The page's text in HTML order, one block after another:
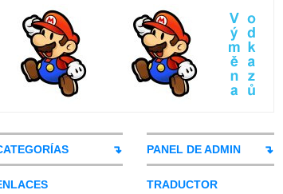
PANEL DE ADMIN
TRADUCTOR